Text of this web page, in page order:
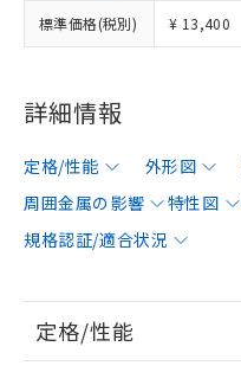
標準価格(税別) ¥ 13,400
詳細情報
定格/性能 外形図
周囲金属の影響
特性図
規格認証/適合状況
定格/性能